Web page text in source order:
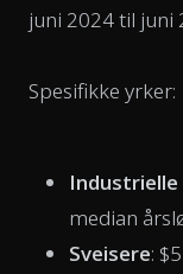
juni 2024 til juni
Spesifikke yrker:
median
Sveisere: